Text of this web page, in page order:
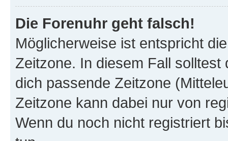
Die Forenuhr geht falsch!
Möglicherweise ist entspricht
Zeitzone. In diesem Fall solltest
dich passende Zeitzone
Zeitzone kann dabei nur von
Wenn du noch nicht registriert